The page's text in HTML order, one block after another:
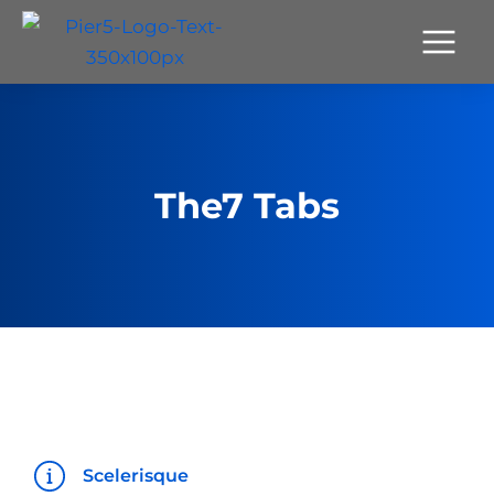
The7 Tabs
Scelerisque